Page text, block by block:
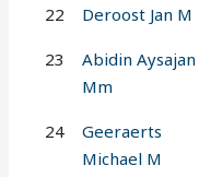
22 Deroost Jan M
23
Abidin Aysajan
Mm
24
Geeraerts
Michael M